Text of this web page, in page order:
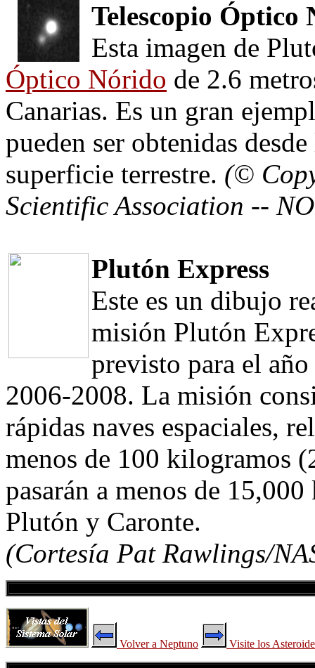
Telescopio Óptico
Esta imagen de
Óptico Nórido de 2.6
Canarias. Es un gran
pueden ser obtenidas
superficie terrestre. (©
Scientific Association --
Plutón Express
Este es un dibujo
misión Plutón
previsto para el
2006-2008. La misión
rápidas naves espaciales,
menos de 100 kilogramos
pasarán a menos de
Plutón y Caronte.
(Cortesía Pat Rawlings/
Volver a Neptuno Visite los